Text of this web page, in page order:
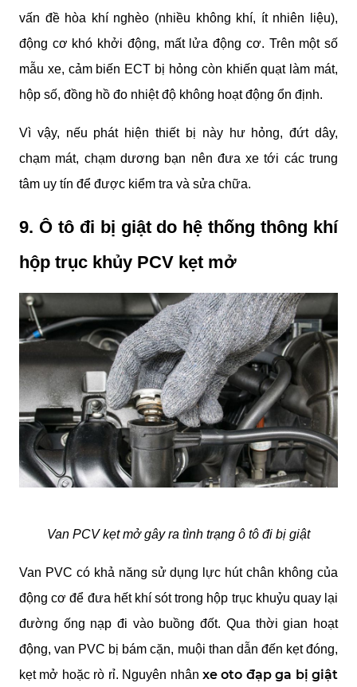
vấn đề hòa khí nghèo (nhiều không khí, ít nhiên liệu),
động cơ khó khởi động, mất lửa động cơ. Trên một số
mẫu xe, cảm biến ECT bị hỏng còn khiến quạt làm mát,
hộp số, đồng hồ đo nhiệt độ không hoạt động ổn định.
Vì vậy, nếu phát hiện thiết bị này hư hỏng, đứt dây,
chạm mát, chạm dương bạn nên đưa xe tới các trung
tâm uy tín để được kiểm tra và sửa chữa.
9. Ô tô đi bị giật do hệ thống thông khí
hộp trục khủy PCV kẹt mở
Van PCV kẹt mở gây ra tình trạng ô tô đi bị giật
Van PVC có khả năng sử dụng lực hút chân không của
động cơ để đưa hết khí sót trong hộp trục khuỷu quay lại
đường ống nạp đi vào buồng đốt. Qua thời gian hoạt
động, van PVC bị bám cặn, muội than dẫn đến kẹt đóng,
kẹt mở hoặc rò rỉ. Nguyên nhân xe oto đạp ga bị giật